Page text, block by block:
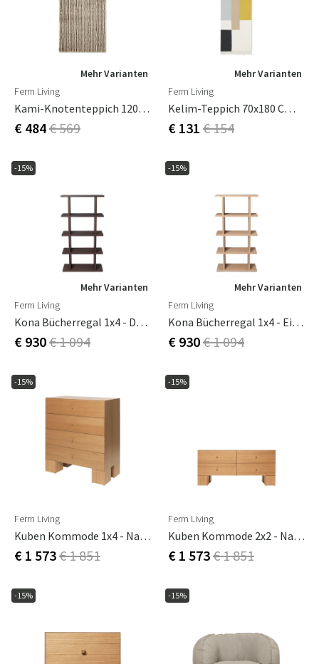
Mehr Varianten
Ferm Living
Kami-Knotenteppich 120 X 180 Cm – Cremeweiß/Kaffee
€ 484€ 569
Mehr Varianten
Ferm Living
Kelim-Teppich 70x180 Cm - Quadrate
€ 131 € 154
-15%
Mehr Varianten
Ferm Living
Kona Bücherregal 1x4 - Dunkel Gebeizte Eiche
€ 930€ 1 094
-15%
Mehr Varianten
Ferm Living
Kona Bücherregal 1x4 - Eiche Natur
€ 930€ 1 094
-15%
Ferm Living
Kuben Kommode 1x4 - Natürliches Eichenfurnier
€ 1 573€ 1 851
-15%
Ferm Living
Kuben Kommode 2x2 - Natürliches Eichenfurnier
€ 1 573€ 1 851
-15% -15%